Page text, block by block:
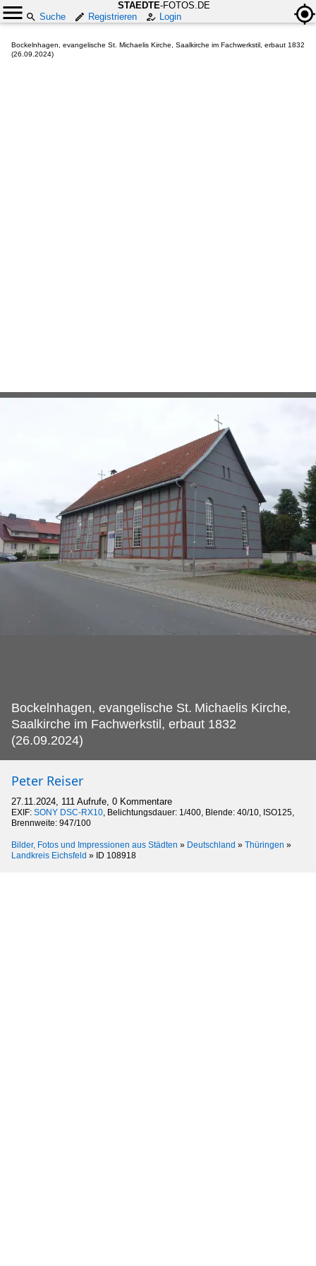
STAEDTE-FOTOS.DE
Suche
Registrieren Login
Bockelnhagen, evangelische St. Michaelis Kirche, Saalkirche im Fachwerkstil, erbaut 1832
(26.09.2024)
Bockelnhagen, evangelische St. Michaelis Kirche,
Saalkirche im Fachwerkstil, erbaut 1832
(26.09.2024)
Peter Reiser
27.11.2024, 111 Aufrufe, 0 Kommentare
EXIF: SONY DSC-RX10, Belichtungsdauer: 1/400, Blende: 40/10, ISO125,
Brennweite: 947/100
Bilder, Fotos und Impressionen aus Städten » Deutschland » Thüringen »
Landkreis Eichsfeld » ID 108918